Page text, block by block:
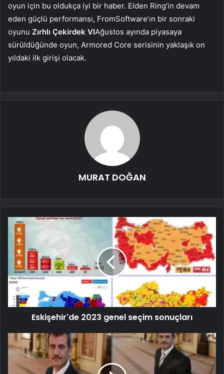
oyun için bu oldukça iyi bir haber. Elden Ring’in devam
eden güçlü performansı, FromSoftware’ın bir sonraki
oyunu Zırhlı Çekirdek VIAğustos ayında piyasaya
sürüldüğünde oyun, Armored Core serisinin yaklaşık on
yıldaki ilk girişi olacak.
MURAT DOĞAN
Eskişehir'de 2023 genel seçim sonuçları